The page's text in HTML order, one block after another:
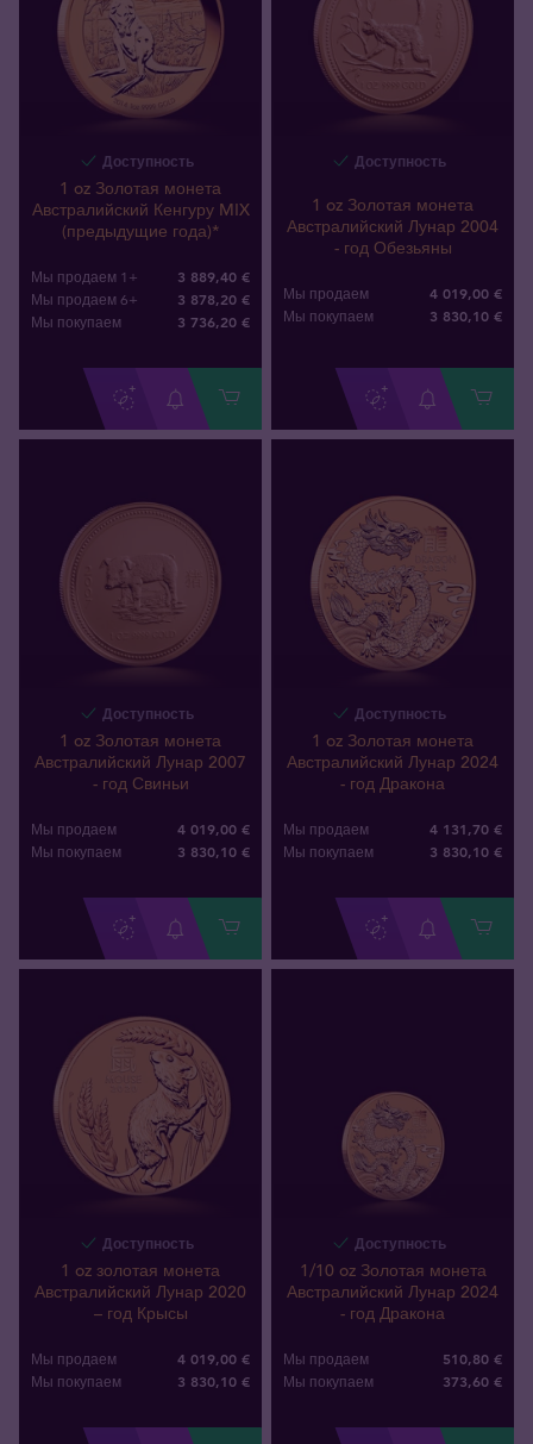
Доступность
1 oz Золотая монета
Австралийский Кенгуру MIX
(предыдущие года)*
Мы продаем 1+ 3 889,40 €
Мы продаем 6+ 3 878,20 €
Мы покупаем 3 736,20 €
Доступность
1 oz Золотая монета
Австралийский Лунар 2004
- год Обезьяны
Мы продаем 4 019,00 €
Мы покупаем 3 830,10 €
Доступность
1 oz Золотая монета
Австралийский Лунар 2007
- год Свиньи
Мы продаем 4 019,00 €
Мы покупаем 3 830,10 €
Доступность
1 oz Золотая монета
Австралийский Лунар 2024
- год Дракона
Мы продаем 4 131,70 €
Мы покупаем 3 830,10 €
Доступность
1 oz золотая монета
Австралийский Лунар 2020
– год Крысы
Мы продаем 4 019,00 €
Мы покупаем 3 830,10 €
Доступность
1/10 oz Золотая монета
Австралийский Лунар 2024
- год Дракона
Мы продаем 510,80 €
Мы покупаем 373,60 €